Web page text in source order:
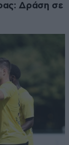
Δράση σε